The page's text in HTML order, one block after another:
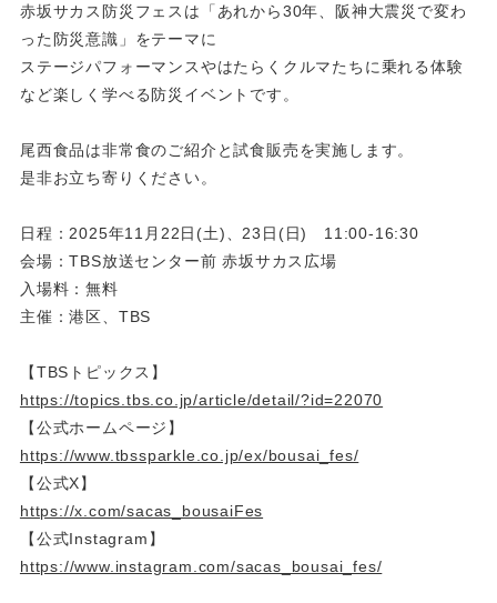
赤坂サカス防災フェスは「あれから30年、阪神大震災で変わ
った防災意識」をテーマに
ステージパフォーマンスやはたらくクルマたちに乗れる体験
など楽しく学べる防災イベントです。
尾西食品は非常食のご紹介と試食販売を実施します。
是非お立ち寄りください。
日程：2025年11月22日(土)、23日(日) 11:00-16:30
会場：TBS放送センター前 赤坂サカス広場
入場料：無料
主催：港区、TBS
【TBSトピックス】
https://topics.tbs.co.jp/article/detail/?id=22070
【公式ホームページ】
https://www.tbssparkle.co.jp/ex/bousai_fes/
【公式X】
https://x.com/sacas_bousaiFes
【公式Instagram】
https://www.instagram.com/sacas_bousai_fes/